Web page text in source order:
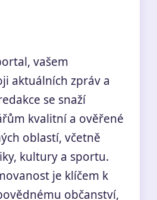
vašem
aktuálních zpráv a
se snaží
kvalitní a ověřené
oblastí, včetně
kultury a sportu.
je klíčem k
občanství,